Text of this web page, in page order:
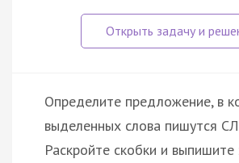
Определите предложение, в
выделенных слова пишутся
Раскройте скобки и выпишите